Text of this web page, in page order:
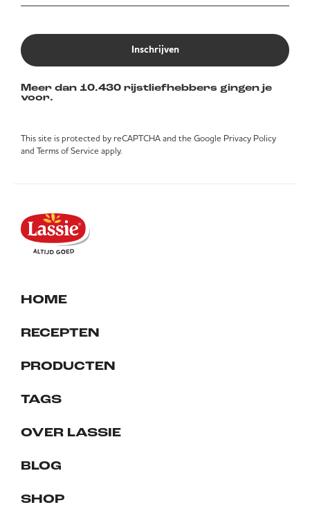
Inschrijven
Meer dan 10.430 rijstliefhebbers gingen je
voor.
This site is protected by reCAPTCHA and the Google Privacy Policy
and Terms of Service apply.
HOME
RECEPTEN
PRODUCTEN
TAGS
OVER LASSIE
BLOG
SHOP